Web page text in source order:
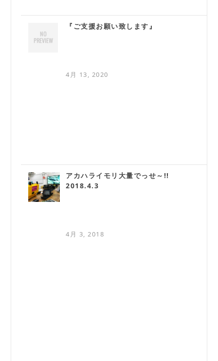
『ご支援お願い致します』
4月 13, 2020
アカハライモリ大量でっせ～!!
2018.4.3
4月 3, 2018